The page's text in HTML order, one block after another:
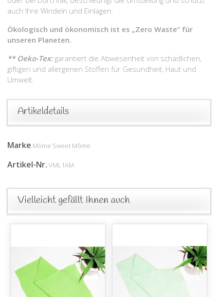
auch Ihre Windeln und Einlagen.
Ökologisch und ökonomisch ist es „Zero Waste“ für
unseren Planeten.
** Oeko-Tex: garantiert die Abwesenheit von schädlichen,
giftigen und allergenen Stoffen für Gesundheit, Haut und
Umwelt.
Artikeldetails
Marke Môme Sweet Môme
Artikel-Nr. VML1AM
Vielleicht gefällt Ihnen auch